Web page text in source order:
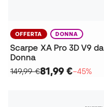
OFFERTA DONNA
Scarpe XA Pro 3D V9 da
Donna
149,99 €81,99 €−45%